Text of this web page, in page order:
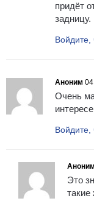
придёт
задницу.
Войдите,
Аноним
Очень
Войдите,
Аноним
Это
такие